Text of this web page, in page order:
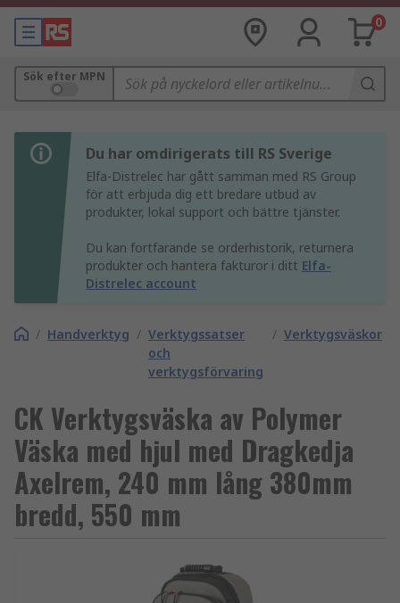
0
Sök efter MPN
Du har omdirigerats till RS Sverige
Elfa-Distrelec har gått samman med RS Group
för att erbjuda dig ett bredare utbud av
produkter, lokal support och bättre tjänster.
Du kan fortfarande se orderhistorik, returnera
produkter och hantera fakturor i ditt Elfa-
Distrelec account
/ Handverktyg / Verktygssatser
och
verktygsförvaring
/ Verktygsväskor
CK Verktygsväska av Polymer
Väska med hjul med Dragkedja
Axelrem, 240 mm lång 380mm
bredd, 550 mm